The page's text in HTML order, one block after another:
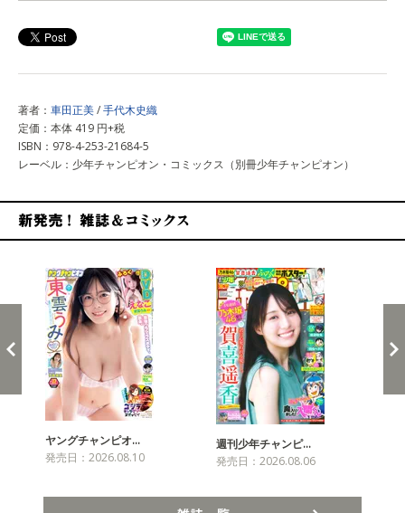
著者： 車田正美/手代木史織
定価：本体 419 円+税
ISBN：978-4-253-21684-5
レーベル：少年チャンピオン・コミックス（別冊少年チャンピオン）
ヤングチャンピオ…
発売日：2026.08.10
週刊少年チャンピ…
発売日：2026.08.06